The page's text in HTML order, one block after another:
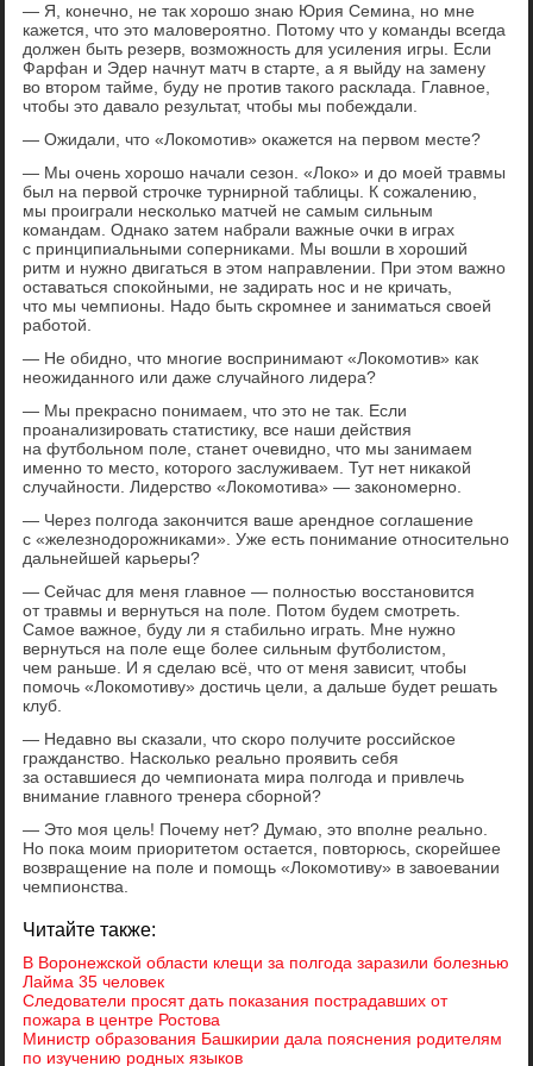
— Я, конечно, не так хорошо знаю Юрия Семина, но мне
кажется, что это маловероятно. Потому что у команды всегда
должен быть резерв, возможность для усиления игры. Если
Фарфан и Эдер начнут матч в старте, а я выйду на замену
во втором тайме, буду не против такого расклада. Главное,
чтобы это давало результат, чтобы мы побеждали.
— Ожидали, что «Локомотив» окажется на первом месте?
— Мы очень хорошо начали сезон. «Локо» и до моей травмы
был на первой строчке турнирной таблицы. К сожалению,
мы проиграли несколько матчей не самым сильным
командам. Однако затем набрали важные очки в играх
с принципиальными соперниками. Мы вошли в хороший
ритм и нужно двигаться в этом направлении. При этом важно
оставаться спокойными, не задирать нос и не кричать,
что мы чемпионы. Надо быть скромнее и заниматься своей
работой.
— Не обидно, что многие воспринимают «Локомотив» как
неожиданного или даже случайного лидера?
— Мы прекрасно понимаем, что это не так. Если
проанализировать статистику, все наши действия
на футбольном поле, станет очевидно, что мы занимаем
именно то место, которого заслуживаем. Тут нет никакой
случайности. Лидерство «Локомотива» — закономерно.
— Через полгода закончится ваше арендное соглашение
с «железнодорожниками». Уже есть понимание относительно
дальнейшей карьеры?
— Сейчас для меня главное — полностью восстановится
от травмы и вернуться на поле. Потом будем смотреть.
Самое важное, буду ли я стабильно играть. Мне нужно
вернуться на поле еще более сильным футболистом,
чем раньше. И я сделаю всё, что от меня зависит, чтобы
помочь «Локомотиву» достичь цели, а дальше будет решать
клуб.
— Недавно вы сказали, что скоро получите российское
гражданство. Насколько реально проявить себя
за оставшиеся до чемпионата мира полгода и привлечь
внимание главного тренера сборной?
— Это моя цель! Почему нет? Думаю, это вполне реально.
Но пока моим приоритетом остается, повторюсь, скорейшее
возвращение на поле и помощь «Локомотиву» в завоевании
чемпионства.
Читайте также:
В Воронежской области клещи за полгода заразили болезнью
Лайма 35 человек
Следователи просят дать показания пострадавших от
пожара в центре Ростова
Министр образования Башкирии дала пояснения родителям
по изучению родных языков